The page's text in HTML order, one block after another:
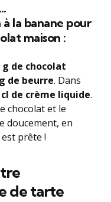
la banane pour
maison :
g de chocolat
de beurre. Dans
cl de crème liquide.
chocolat et le
doucement, en
prête !
de tarte